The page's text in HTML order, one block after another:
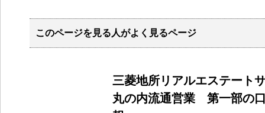
このページを見る人がよく見るページ
三菱地所リアルエステー
丸の内流通営業 第一部の